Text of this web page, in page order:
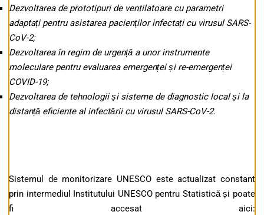
Dezvoltarea de prototipuri de ventilatoare cu parametri
adaptați pentru asistarea pacienților infectați cu virusul SARS-
CoV-2;
Dezvoltarea în regim de urgență a unor instrumente
moleculare pentru evaluarea emergenței și re-emergenței
COVID-19;
Dezvoltarea de tehnologii și sisteme de diagnostic local și la
distanță eficiente al infectării cu virusul SARS-CoV-2.
Sistemul de monitorizare UNESCO este actualizat constant
prin intermediul Institutului UNESCO pentru Statistică și poate
fi accesat aici: